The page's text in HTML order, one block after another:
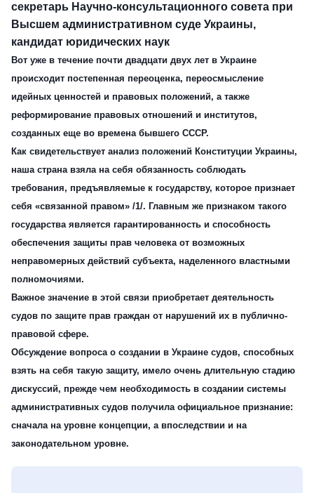
секретарь Научно-консультационного совета при
Высшем административном суде Украины,
кандидат юридических наук
Вот уже в течение почти двадцати двух лет в Украине
происходит постепенная переоценка, переосмысление
идейных ценностей и правовых положений, а также
реформирование правовых отношений и институтов,
созданных еще во времена бывшего СССР.
Как свидетельствует анализ положений Конституции Украины,
наша страна взяла на себя обязанность соблюдать
требования, предъявляемые к государству, которое признает
себя «связанной правом» /1/. Главным же признаком такого
государства является гарантированность и способность
обеспечения защиты прав человека от возможных
неправомерных действий субъекта, наделенного властными
полномочиями.
Важное значение в этой связи приобретает деятельность
судов по защите прав граждан от нарушений их в публично-
правовой сфере.
Обсуждение вопроса о создании в Украине судов, способных
взять на себя такую защиту, имело очень длительную стадию
дискуссий, прежде чем необходимость в создании системы
административных судов получила официальное признание:
сначала на уровне концепции, а впоследствии и на
законодательном уровне.